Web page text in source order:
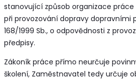
stanovující způsob organizace
při provozování dopravy dopravními
168/1999 Sb., o odpovědnosti z
předpisy.
Zákoník práce přímo neurčuje
školení, Zaměstnavatel tedy určuje